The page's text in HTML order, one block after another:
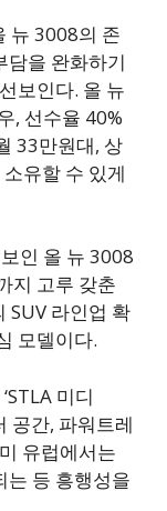
뉴 3008의 존
담을 완화하기
보인다. 올 뉴
, 선수율 40%
33만원대, 상
유할 수 있게
인 올 뉴 3008
지 고루 갖춘
SUV 라인업 확
모델이다.
미디
공간, 파워트레
유럽에서는
는 등 흥행성을